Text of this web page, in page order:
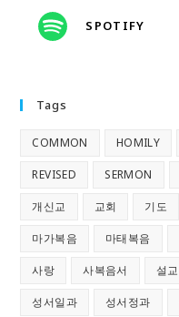
SPOTIFY
Tags
COMMON HOMILY
REVISED SERMON
개신교 교회 기도
마가복음 마태복음
사랑 사복음서 설교
성서일과 성서정과